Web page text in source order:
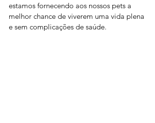
estamos fornecendo aos nossos pets a
melhor chance de viverem uma vida plena
e sem complicações de saúde.